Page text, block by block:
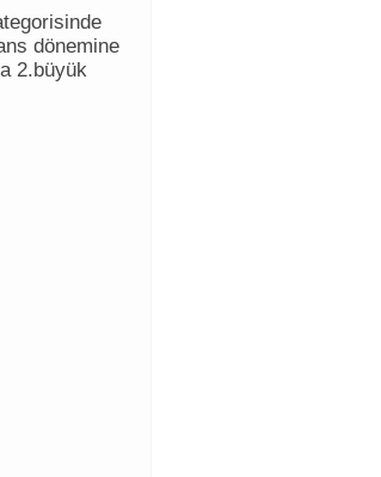
dönemine
2.büyük